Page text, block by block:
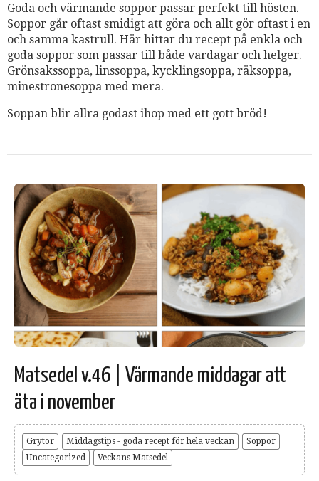
Goda och värmande soppor passar perfekt till hösten.
Soppor går oftast smidigt att göra och allt gör oftast i en
och samma kastrull. Här hittar du recept på enkla och
goda soppor som passar till både vardagar och helger.
Grönsakssoppa, linssoppa, kycklingsoppa, räksoppa,
minestronesoppa med mera.
Soppan blir allra godast ihop med ett gott bröd!
Matsedel v.46 | Värmande middagar att
äta i november
Grytor Middagstips - goda recept för hela veckan
Soppor
Uncategorized
Veckans Matsedel